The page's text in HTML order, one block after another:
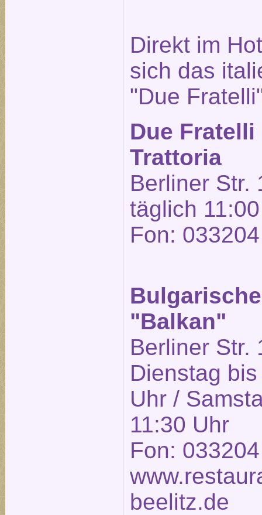
Direkt im
sich das
"Due
Due
Trattoria
Berliner Str.
täglich
Fon:
"Balkan"
Berliner Str.
Dienstag
Uhr /
11:30 Uhr
Fon:
beelitz.de